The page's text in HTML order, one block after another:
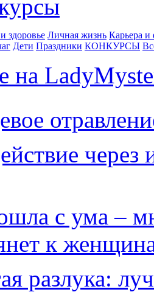
здоровье Личная жизнь Карьера
Дети Праздники КОНКУРСЫ
на
через
с ума –
к
разлука: